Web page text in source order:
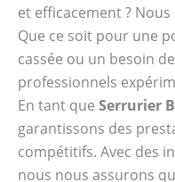
et efficacement ?
Que ce soit pour une
cassée ou un besoin
professionnels
En tant que Serrurier
garantissons des
compétitifs. Avec des
nous nous assurons